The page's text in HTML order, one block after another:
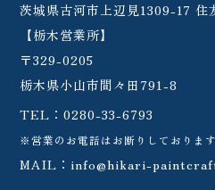
茨城県古河市上辺見1309-17 住
【栃木営業所】
〒329-0205
栃木県小山市間々田791-8
TEL：0280-33-6793
※営業のお電話はお断りしております
MAIL： info@hikari-